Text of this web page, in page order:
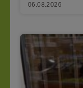
06.08.2026